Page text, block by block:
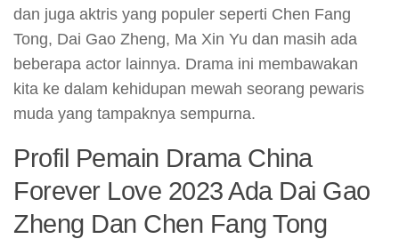
dan juga aktris yang populer seperti Chen Fang
Tong, Dai Gao Zheng, Ma Xin Yu dan masih ada
beberapa actor lainnya. Drama ini membawakan
kita ke dalam kehidupan mewah seorang pewaris
muda yang tampaknya sempurna.
Profil Pemain Drama China
Forever Love 2023 Ada Dai Gao
Zheng Dan Chen Fang Tong